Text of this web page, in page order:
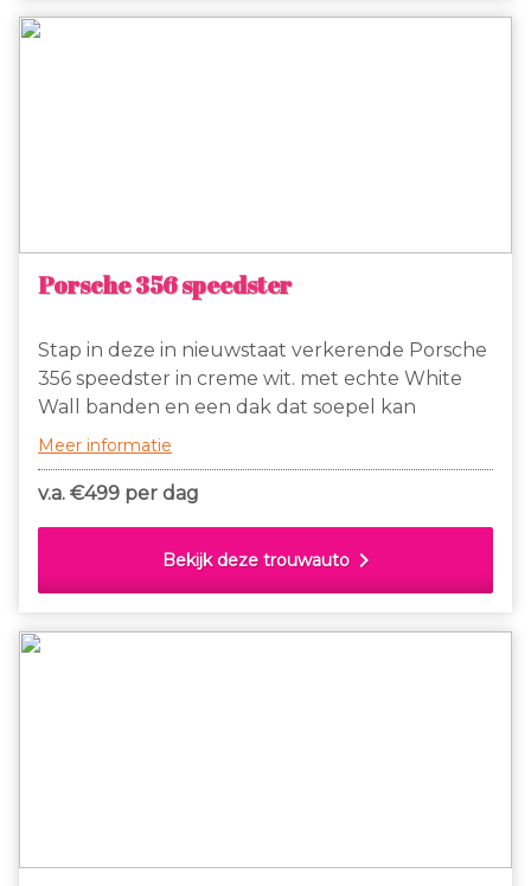
Porsche 356 speedster
Stap in deze in nieuwstaat verkerende Porsche
356 speedster in creme wit. met echte White
Wall banden en een dak dat soepel kan
worden geopend en gesloten, samen met de
handige insteek ramen bij de deuren.
Meer informatie
v.a. €499 per dag
Bekijk deze trouwauto chevron_right